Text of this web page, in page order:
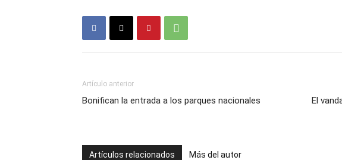
Artículo anterior
Bonifican la entrada a los parques nacionales
El
Artículos relacionados Más del autor